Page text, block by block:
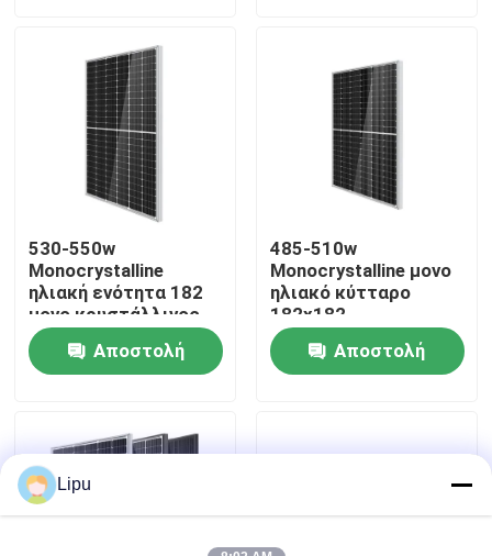
Βίντεο
VR παρουσιάστε
Περίπου εμείς
Γύρος εργοστασίων
Ποιοτικός έλεγχος
Περιπτώσεις
ηλιακό PV που τοποθετεί τα συστήματα
530-550w
Monocrystalline
ηλιακή ενότητα 182
μονο κρυστάλλινος
Αποστολή
485-510w
Monocrystalline μονο
ηλιακό κύτταρο
182x182
κυκλωμάτων
ενότητας PVΑποστολή
Lipu